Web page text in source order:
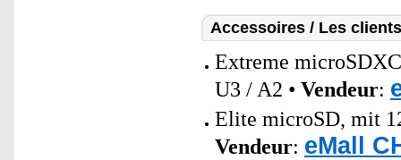
Accessoires / Les
Extreme
U3 / A2 • Vendeur:
Elite microSD, mit
Vendeur: eMall